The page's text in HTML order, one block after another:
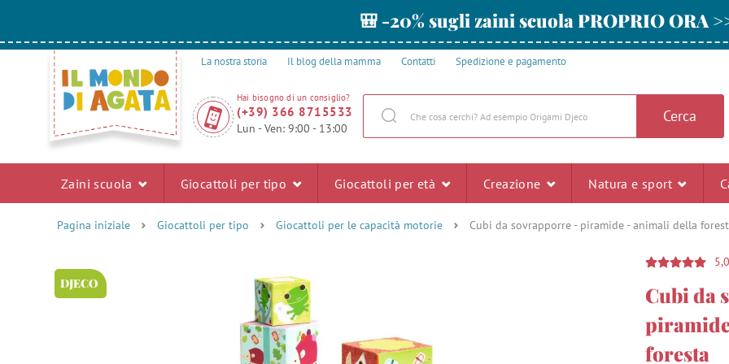
🎒 -20% sugli zaini scuola PROPRIO ORA
La nostra storia Il blog della mamma Contatti Spedizione e pagamento
Hai bisogno di un consiglio?
(+39) 366 8715533
Lun - Ven: 9:00 - 13:00
Cerca
Zaini scuola Giocattoli per tipo Giocattoli per età Creazione Natura e sport
Pagina iniziale Giocattoli per tipo Giocattoli per le capacità motorie Cubi da sovrapporre - piramide - animali della
DJECO
5,0
Cubi da
foresta